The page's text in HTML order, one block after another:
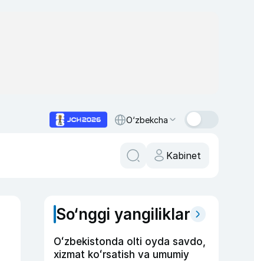
O‘zbekcha
Kabinet
So‘nggi yangiliklar
Oʻzbekistonda olti oyda savdo,
xizmat koʻrsatish va umumiy